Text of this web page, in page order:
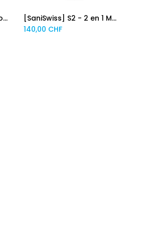
[SaniSwiss] S1 - 2 en 1 Mousse en spray surface 750 ml, 6 pcs
Add to Cart
[SaniSwiss] S2 - 2 en 1 Mousse en spray surface 750 ml, 10 pcs
140,00 CHF